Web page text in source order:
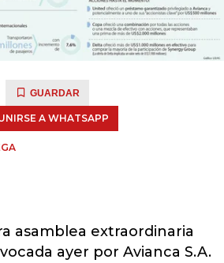
GUARDAR
A WHATSAPP
asamblea extraordinaria
ayer por Avianca S.A.